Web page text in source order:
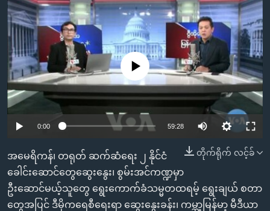
ကျော်
ကြည့်
ရန်
ပင်မ
အ
ညွန်း
စာမျက်နှာ
ကြည့်
ရန်
ရှာဖွေ
ရန်
အမေရိကန်သုံးအီဒီယံ
မကြေးမုံရဲ့ အင်္ဂလိပ်စာ
ရုပ်ရှင်ထဲက အင်္ဂလိပ်စာ
သုတပဒေသာ အင်္ဂလိပ်စာ
အပတ်စဉ်ကဏ္ဍများ
ရေဒီယို
တီဗွီ
ရေဒီယိုနှင့်ရုပ်သံ အချက်အလက်များ
ရေဒီယို/တီဗွီအစီအစဉ်
Learning English
ဗွီအိုအေ လူမှုကွန်ယက်များ
ဘာသာစကားများ
No media source currently available
0:00 59:28
တိုက်ရိုက် လင့်ခ်
အမေရိကန်၊ တရုတ် ဆက်ဆံရေး ၂ နိုင်ငံ
ခေါင်းဆောင်တွေဆွေးနွေး၊ စွမ်းအင်ကဏ္ဍမှာ
ဦးဆောင်မယ့်သူတွေ ရွေးကောက်ခံသမ္မတထရမ့် ရွေးချယ် စတာ
တွေအပြင် ဒီမိုကရေစီရေးရာ ဆွေးနွေးခန်း၊ ကမ္ဘာ့မြန်မာ့ မီဒီယာ